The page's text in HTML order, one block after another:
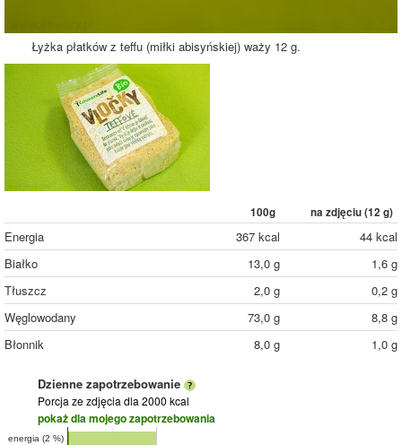
Łyżka płatków z teffu (miłki abisyńskiej) waży 12 g.
100g na zdjęciu (12 g)
Energia 367 kcal
44 kcal
Białko
13,0 g
1,6 g
Tłuszcz
2,0 g
0,2 g
Węglowodany
73,0 g
8,8 g
Błonnik
8,0 g 1,0 g
Dzienne zapotrzebowanie
Porcja ze zdjęcia dla 2000 kcal
pokaż dla mojego zapotrzebowania
energia (2 %)